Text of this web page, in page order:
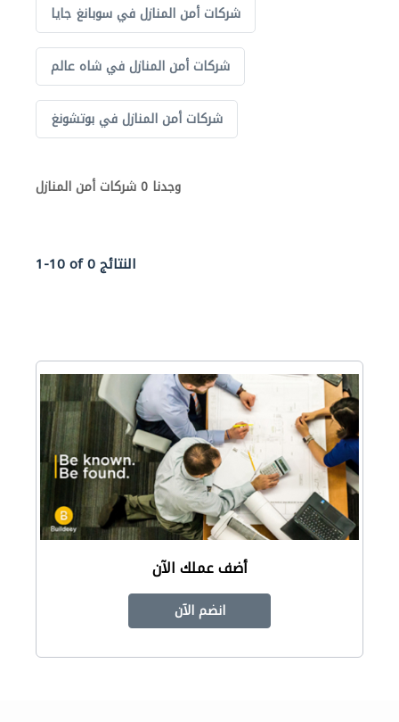
شركات أمن المنازل في سوبانغ جايا
شركات أمن المنازل في شاه عالم
شركات أمن المنازل في بوتشونغ
وجدنا 0 شركات أمن المنازل
1-10 of 0 النتائج
أضف عملك الآن
انضم الآن